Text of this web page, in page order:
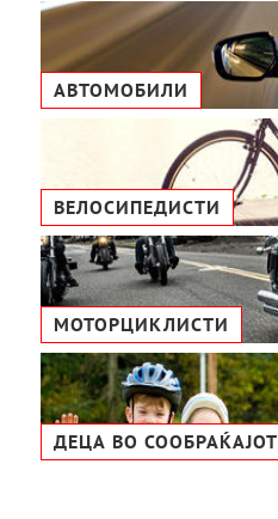
АВТОМОБИЛИ
ВЕЛОСИПЕДИСТИ
МОТОРЦИКЛИСТИ
ДЕЦА ВО СООБРАЌАЈОТ